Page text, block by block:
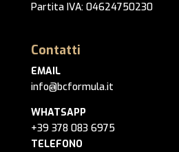
Partita IVA: 04624750230
Contatti
EMAIL
info@bcformula.it
WHATSAPP
+39 378 083 6975
TELEFONO